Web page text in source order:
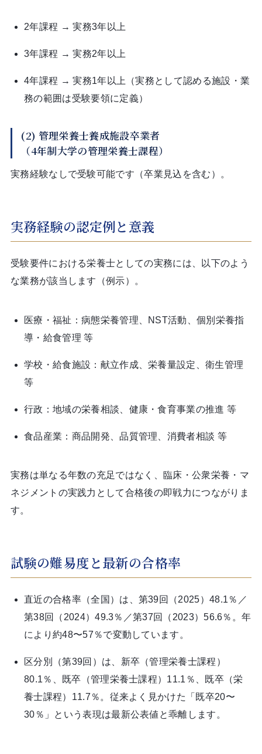
2年課程 → 実務3年以上
3年課程 → 実務2年以上
4年課程 → 実務1年以上（実務として認める施設・業
務の範囲は受験要領に定義）
(2) 管理栄養士養成施設卒業者
（4年制大学の管理栄養士課程）
実務経験なしで受験可能です（卒業見込を含む）。
実務経験の認定例と意義
受験要件における栄養士としての実務には、以下のよう
な業務が該当します（例示）。
医療・福祉：病態栄養管理、NST活動、個別栄養指
導・給食管理 等
学校・給食施設：献立作成、栄養量設定、衛生管理
等
行政：地域の栄養相談、健康・食育事業の推進 等
食品産業：商品開発、品質管理、消費者相談 等
実務は単なる年数の充足ではなく、臨床・公衆栄養・マ
ネジメントの実践力として合格後の即戦力につながりま
す。
試験の難易度と最新の合格率
直近の合格率（全国）は、第39回（2025）48.1％／
第38回（2024）49.3％／第37回（2023）56.6％。年
により約48〜57％で変動しています。
区分別（第39回）は、新卒（管理栄養士課程）
80.1％、既卒（管理栄養士課程）11.1％、既卒（栄
養士課程）11.7％。従来よく見かけた「既卒20〜
30％」という表現は最新公表値と乖離します。